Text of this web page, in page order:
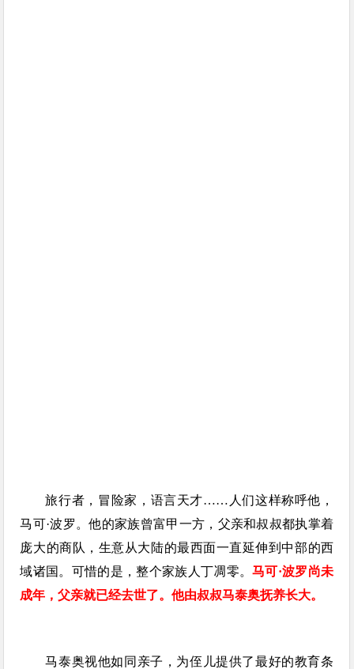
旅行者，冒险家，语言天才……人们这样称呼他，
马可·波罗。他的家族曾富甲一方，父亲和叔叔都执掌着
庞大的商队，生意从大陆的最西面一直延伸到中部的西
域诸国。可惜的是，整个家族人丁凋零。马可·波罗尚未
成年，父亲就已经去世了。他由叔叔马泰奥抚养长大。
马泰奥视他如同亲子，为侄儿提供了最好的教育条